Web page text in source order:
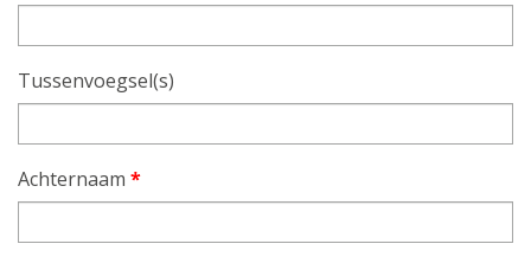
Tussenvoegsel(s)
Achternaam *